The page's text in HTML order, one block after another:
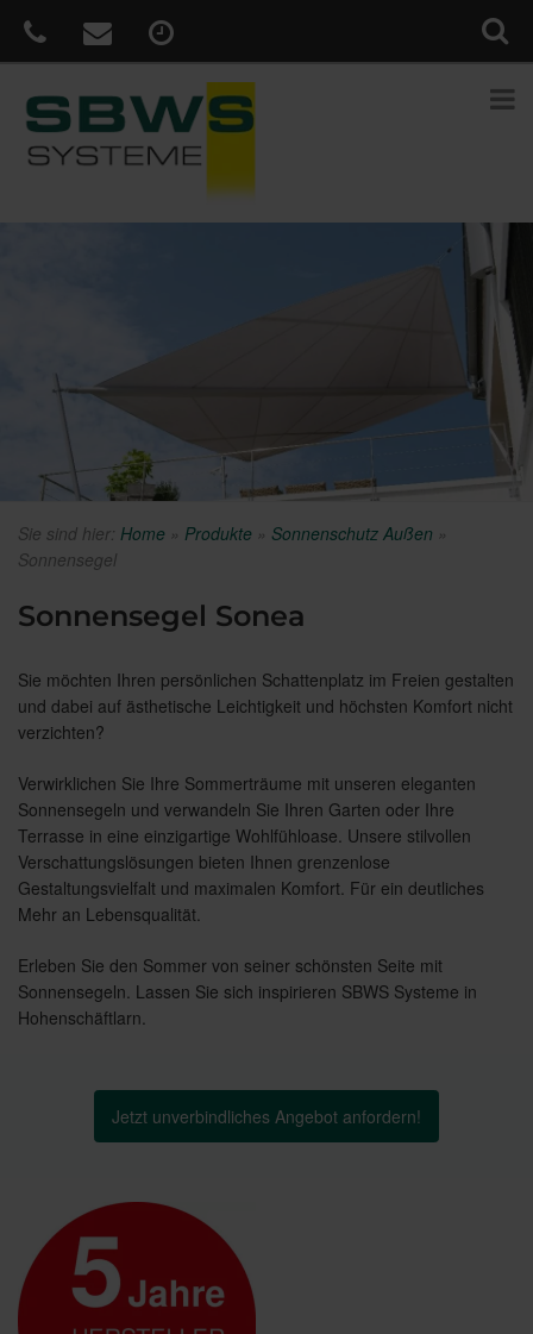
Sie sind hier: Home » Produkte » Sonnenschutz Außen »
Sonnensegel
Sonnensegel Sonea
Sie möchten Ihren persönlichen Schattenplatz im Freien gestalten
und dabei auf ästhetische Leichtigkeit und höchsten Komfort nicht
verzichten?
Verwirklichen Sie Ihre Sommerträume mit unseren eleganten
Sonnensegeln und verwandeln Sie Ihren Garten oder Ihre
Terrasse in eine einzigartige Wohlfühloase. Unsere stilvollen
Verschattungslösungen bieten Ihnen grenzenlose
Gestaltungsvielfalt und maximalen Komfort. Für ein deutliches
Mehr an Lebensqualität.
Erleben Sie den Sommer von seiner schönsten Seite mit
Sonnensegeln. Lassen Sie sich inspirieren SBWS Systeme in
Hohenschäftlarn.
Jetzt unverbindliches Angebot anfordern!